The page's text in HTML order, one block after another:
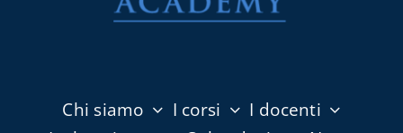
Chi siamo I corsi
I docenti